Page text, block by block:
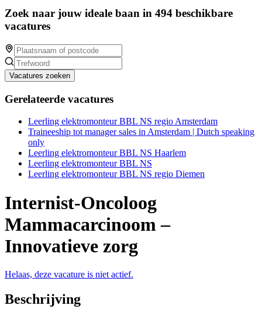
Zoek naar jouw ideale baan in 494 beschikbare
vacatures
Vacatures zoeken
Gerelateerde vacatures
Leerling elektromonteur BBL NS regio Amsterdam
Traineeship tot manager sales in Amsterdam | Dutch speaking
only
Leerling elektromonteur BBL NS Haarlem
Leerling elektromonteur BBL NS
Leerling elektromonteur BBL NS regio Diemen
Internist-Oncoloog
Mammacarcinoom –
Innovatieve zorg
Helaas, deze vacature is niet actief.
Beschrijving